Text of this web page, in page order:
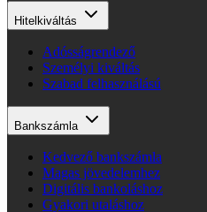
Hitelkiváltás
Adósságrendező
Személyi kiváltás
Szabad felhasználású
Bankszámla
Kedvező bankszámla
Magas jövedelemhez
Digitális bankoláshoz
Gyakori utaláshoz